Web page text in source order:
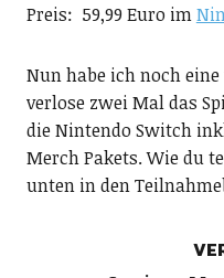
Preis: 59,99 Euro im
Nun habe ich noch
verlose zwei Mal das
die Nintendo Switch
Merch Pakets. Wie du
unten in den